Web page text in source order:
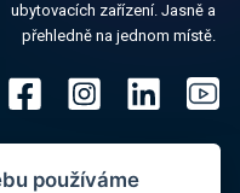
ubytovacích zařízení. Jasně a
přehledně na jednom místě.
používáme